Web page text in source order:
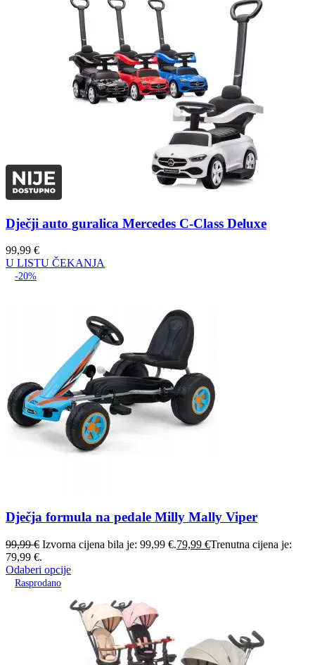
Dječji auto guralica Mercedes C-Class Deluxe
99,99 €
U LISTU ČEKANJA
-20%
Dječja formula na pedale Milly Mally Viper
99,99€ Izvorna cijena bila je: 99,99 €.79,99 €Trenutna cijena je:
79,99 €.
Odaberi opcije
Rasprodano